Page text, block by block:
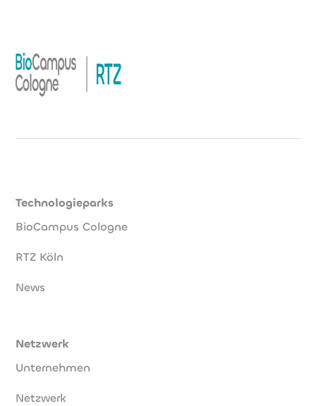
Technologieparks
BioCampus Cologne
RTZ Köln
News
Netzwerk
Unternehmen
Netzwerk